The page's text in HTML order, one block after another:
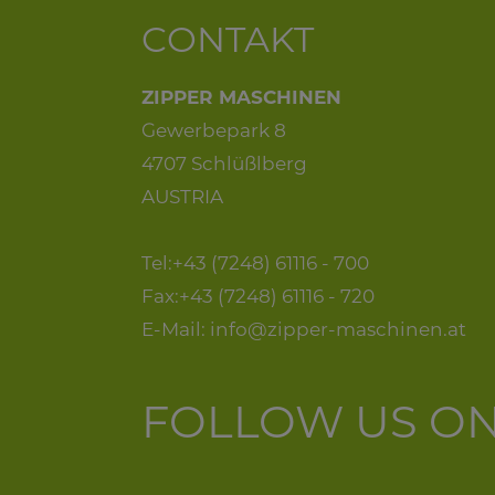
CONTAKT
ZIPPER MASCHINEN
Gewerbepark 8
4707 Schlüßlberg
AUSTRIA
Tel:+43 (7248) 61116 - 700
Fax:+43 (7248) 61116 - 720
E-Mail: info@zipper-maschinen.at
FOLLOW US